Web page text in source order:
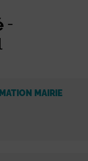
MAIRIE